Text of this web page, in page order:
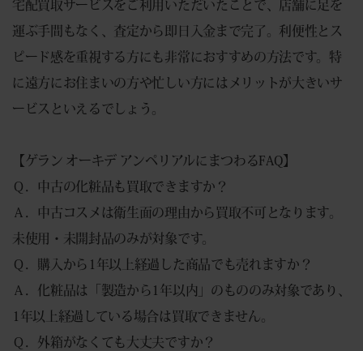
宅配買取サービスをご利用いただいたことで、店舗に足を
運ぶ手間もなく、査定から即日入金まで完了。利便性とス
ピード感を重視する方にも非常におすすめの方法です。特
に遠方にお住まいの方や忙しい方にはメリットが大きいサ
ービスといえるでしょう。
【ゲラン オーキデ アンペリアルにまつわるFAQ】
Ｑ．中古の化粧品も買取できますか？
Ａ．中古コスメは衛生面の理由から買取不可となります。
未使用・未開封品のみが対象です。
Ｑ．購入から1年以上経過した商品でも売れますか？
Ａ．化粧品は「製造から1年以内」のもののみ対象であり、
1年以上経過している場合は買取できません。
Ｑ．外箱がなくても大丈夫ですか？